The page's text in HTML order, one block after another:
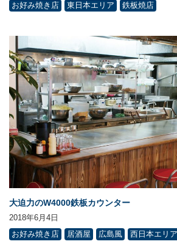
お好み焼き店
東日本エリア 鉄板焼店
大迫力のW4000鉄板カウンター
2018年6月4日
お好み焼き店
居酒屋 広島風 西日本エリア